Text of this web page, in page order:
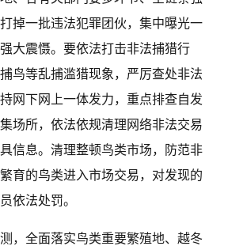
掉一批违法犯罪团伙，集中曝光一
大震慑。要依法打击非法捕猎行
鸟等乱捕滥猎现象，严厉查处非法
网下网上一体发力，重点排查自发
场所，依法依规清理网络非法交易
信息。清理整顿鸟类市场，防范非
育的鸟类进入市场交易，对发现的
依法处罚。
，全面落实鸟类重要繁殖地、越冬